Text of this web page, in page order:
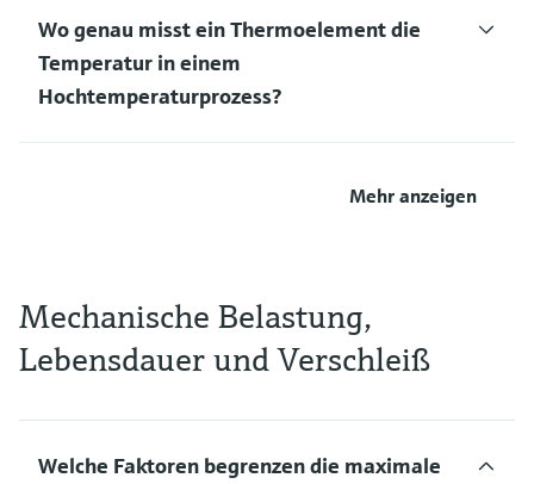
Wo genau misst ein Thermoelement die
Temperatur in einem
Hochtemperaturprozess?
Mehr anzeigen
Mechanische Belastung,
Lebensdauer und Verschleiß
Welche Faktoren begrenzen die maximale